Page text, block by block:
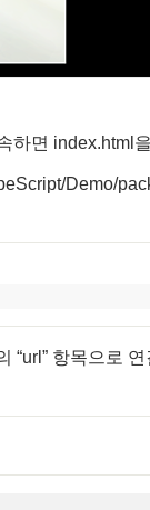
하면 index.html
Demo/
항목으로